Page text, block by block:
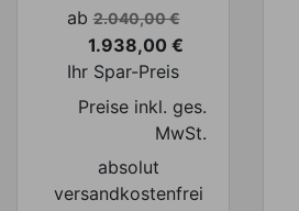
Verkaufspreis
ab 2.040,00 €
Preis
1.938,00 €
Ihr Spar-Preis
Preise inkl. ges.
MwSt.
absolut
versandkostenfrei